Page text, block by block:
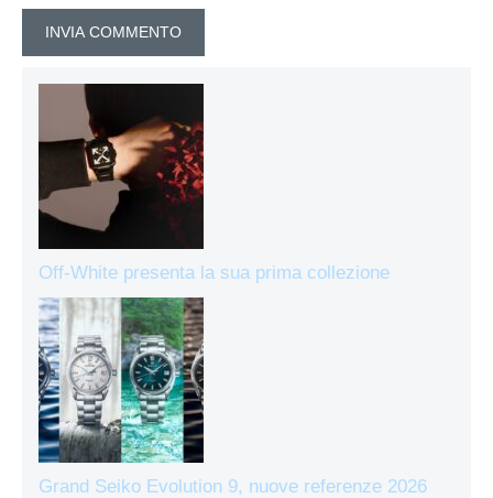
Off-White presenta la sua prima collezione
Grand Seiko Evolution 9, nuove referenze 2026